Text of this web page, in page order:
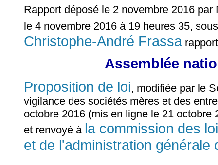
Rapport déposé le 2 novembre 2016 par
le 4 novembre 2016 à 19 heures 35,
Christophe-André Frassa
Assemblée
Proposition de loi, modifiée par le
vigilance des sociétés mères et des
octobre 2016 (mis en ligne le 21 octobre
et renvoyé à la commission des
et de l'administration générale